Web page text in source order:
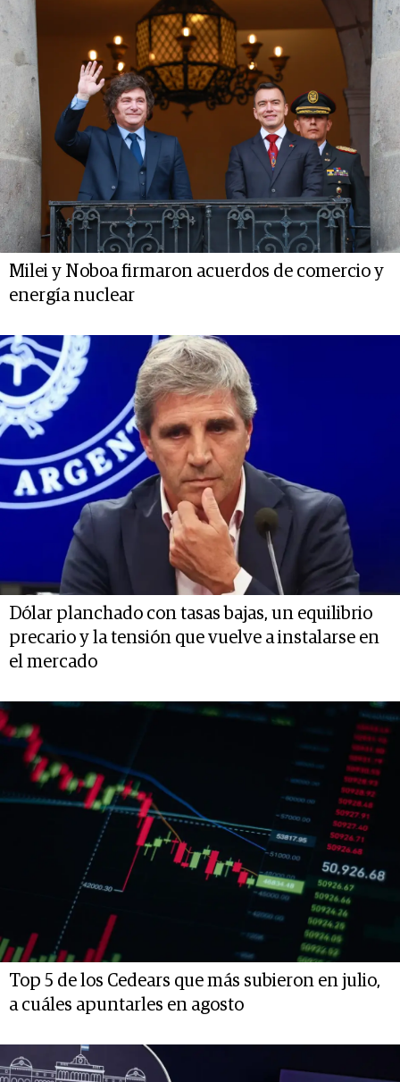
Milei y Noboa firmaron acuerdos de comercio y
energía nuclear
Dólar planchado con tasas bajas, un equilibrio
precario y la tensión que vuelve a instalarse en
el mercado
Top 5 de los Cedears que más subieron en julio,
a cuáles apuntarles en agosto